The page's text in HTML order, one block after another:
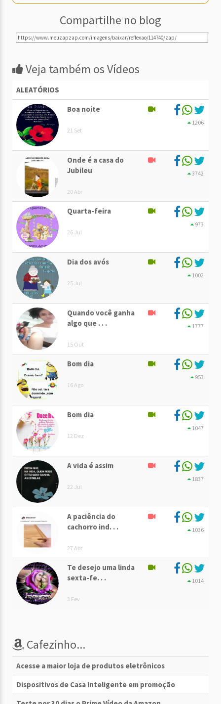
Compartilhe no blog
Veja também os Vídeos
ALEATÓRIOS
Boa noite
21 Set
1206
Onde é a casa do
Jubileu
20 Abr
3742
Quarta-feira
26 Jul
973
Dia dos avós
25 Jul
1002
Quando você ganha
algo que . . .
15 Out
1777
Bom dia
16 Ago
953
Bom dia
12 Dez
1047
A vida é assim
22 Jul
1837
A paciência do
cachorro ind. . .
27 Abr
1036
Te desejo uma linda
sexta-fe. . .
3 Fev
1014
Cafezinho...
Acesse a maior loja de produtos eletrônicos
Dispositivos de Casa Inteligente em promoção